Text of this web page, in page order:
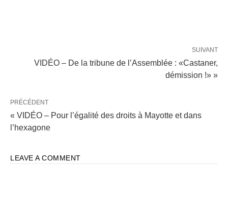
SUIVANT
VIDÉO – De la tribune de l’Assemblée : «Castaner,
démission !» »
PRÉCÉDENT
« VIDÉO – Pour l’égalité des droits à Mayotte et dans
l’hexagone
LEAVE A COMMENT